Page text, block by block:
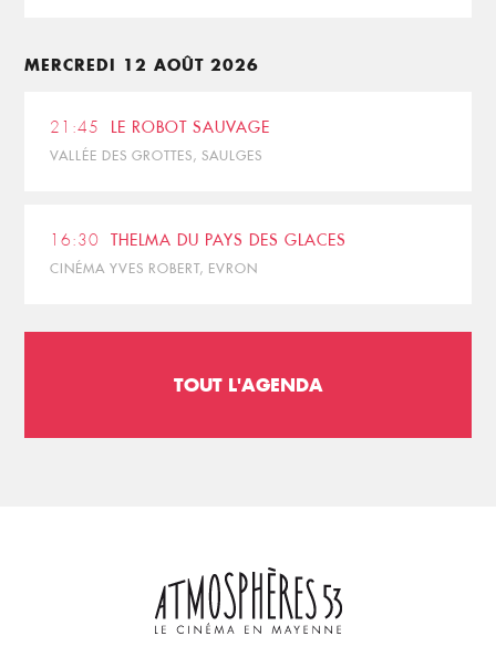
MERCREDI 12 AOÛT 2026
21:45 LE ROBOT SAUVAGE
VALLÉE DES GROTTES, SAULGES
16:30 THELMA DU PAYS DES GLACES
CINÉMA YVES ROBERT, EVRON
TOUT L'AGENDA